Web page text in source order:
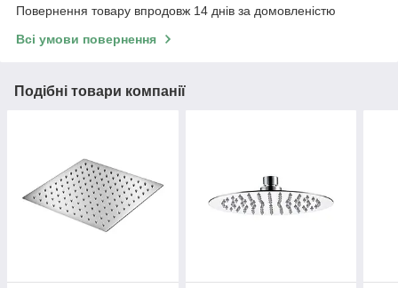
Повернення товару впродовж 14 днів за домовленістю
Всі умови повернення
Подібні товари компанії